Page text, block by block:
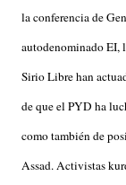
la conferencia de
autodenominado EI,
Sirio Libre han
de que el PYD ha
como también de
Assad. Activistas